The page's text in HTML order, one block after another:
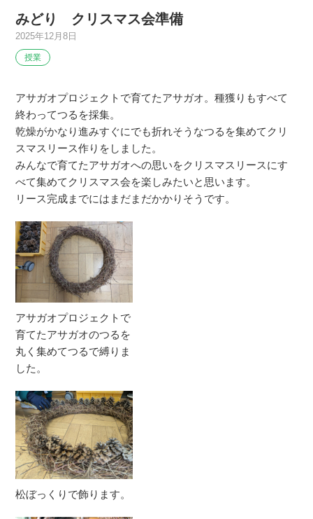
みどり クリスマス会準備
2025年12月8日
授業
アサガオプロジェクトで育てたアサガオ。種獲りもすべて
終わってつるを採集。
乾燥がかなり進みすぐにでも折れそうなつるを集めてクリ
スマスリース作りをしました。
みんなで育てたアサガオへの思いをクリスマスリースにす
べて集めてクリスマス会を楽しみたいと思います。
リース完成までにはまだまだかかりそうです。
アサガオプロジェクトで
育てたアサガオのつるを
丸く集めてつるで縛りま
した。
松ぼっくりで飾ります。